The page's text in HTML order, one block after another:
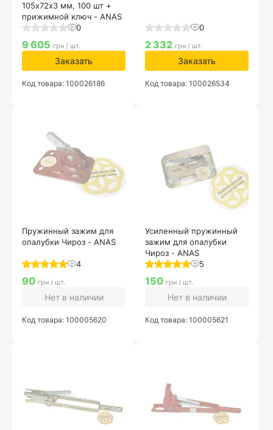
105х72х3 мм, 100 шт +
прижимной ключ - ANAS
0
9 605 грн / шт.
Заказать
Код товара: 100026186
0
2 332 грн / шт.
Заказать
Код товара: 100026534
Пружинный зажим для
опалубки Чироз - ANAS
4
90 грн / шт.
Нет в наличии
Код товара: 100005620
Усиленный пружинный
зажим для опалубки
Чироз - ANAS
5
150 грн / шт.
Нет в наличии
Код товара: 100005621